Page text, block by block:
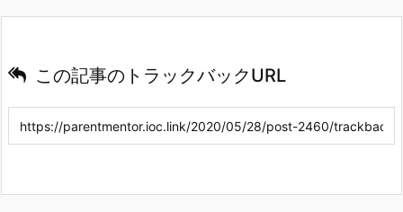
この記事のトラックバックURL